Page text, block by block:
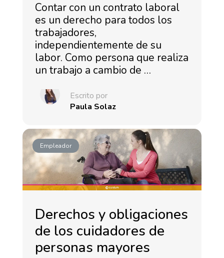
Contar con un contrato laboral
es un derecho para todos los
trabajadores,
independientemente de su
labor. Como persona que realiza
un trabajo a cambio de …
Escrito por
Paula Solaz
Empleador
Derechos y obligaciones
de los cuidadores de
personas mayores